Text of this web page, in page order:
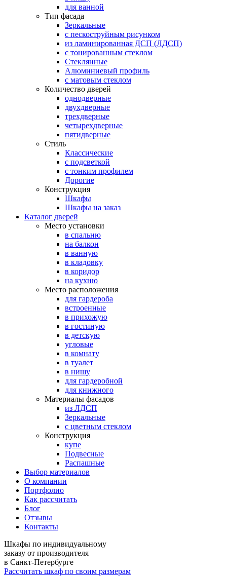
для ванной
Тип фасада
Зеркальные
с пескоструйным рисунком
из ламинированная ДСП (ЛДСП)
с тонированным стеклом
Стеклянные
Алюминиевый профиль
с матовым стеклом
Количество дверей
однодверные
двухдверные
трехдверные
четырехдверные
пятидверные
Стиль
Классические
с подсветкой
с тонким профилем
Дорогие
Конструкция
Шкафы
Шкафы на заказ
Каталог дверей
Место установки
в спальню
на балкон
в ванную
в кладовку
в коридор
на кухню
Место расположения
для гардероба
встроенные
в прихожую
в гостиную
в детскую
угловые
в комнату
в туалет
в нишу
для гардеробной
для книжного
Материалы фасадов
из ЛДСП
Зеркальные
с цветным стеклом
Конструкция
купе
Подвесные
Распашные
Выбор материалов
О компании
Портфолио
Как рассчитать
Блог
Отзывы
Контакты
Шкафы по индивидуальному
заказу от производителя
в Санкт-Петербурге
Рассчитать шкаф по своим размерам